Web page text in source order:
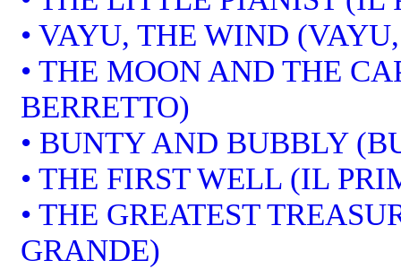
• VAYU, THE WIND
• THE MOON AND THE
BERRETTO)
• BUNTY AND BUBBLY
• THE FIRST WELL (IL
• THE GREATEST
GRANDE)